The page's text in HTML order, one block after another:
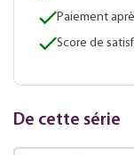
Paiement
Score de
De cette série